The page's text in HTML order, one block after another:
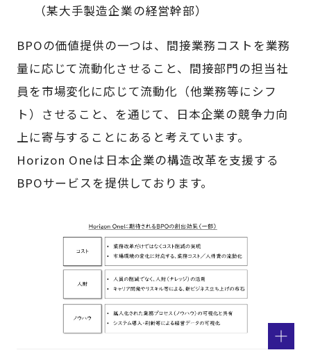
（某大手製造企業の経営幹部）
BPOの価値提供の一つは、間接業務コストを業務
量に応じて流動化させること、間接部門の担当社
員を市場変化に応じて流動化（他業務等にシフ
ト）させること、を通じて、日本企業の競争力向
上に寄与することにあると考えています。
Horizon Oneは日本企業の構造改革を支援する
BPOサービスを提供しております。